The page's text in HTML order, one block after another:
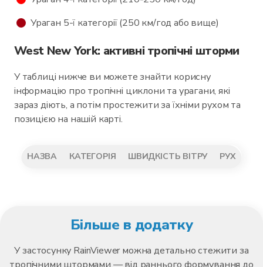
Ураган 5-ї категорії (250 км/год або вище)
West New York: активні тропічні шторми
У таблиці нижче ви можете знайти корисну
інформацію про тропічні циклони та урагани, які
зараз діють, а потім простежити за їхніми рухом та
позицією на нашій карті.
НАЗВА КАТЕГОРІЯ ШВИДКІСТЬ ВІТРУ РУХ
Більше в додатку
У застосунку RainViewer можна детально стежити за